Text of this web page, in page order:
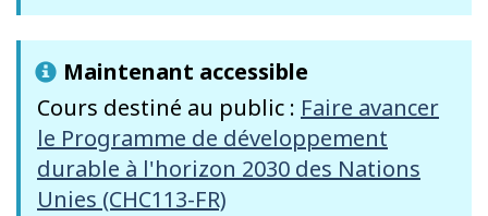
Maintenant accessible
Cours destiné au public : Faire avancer
le Programme de développement
durable à l'horizon 2030 des Nations
Unies (CHC113-FR)